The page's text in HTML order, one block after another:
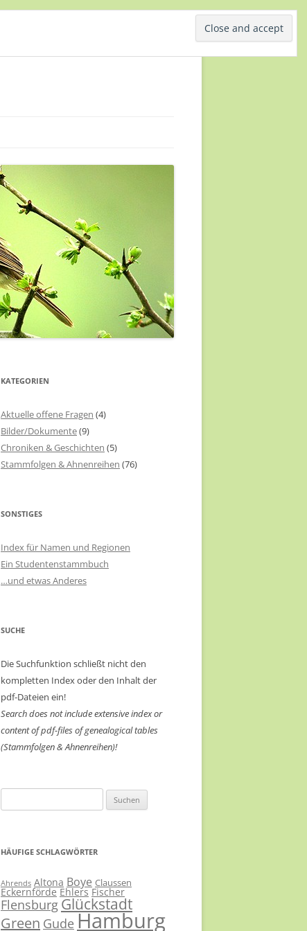
KATEGORIEN
Aktuelle offene Fragen (4)
Bilder/Dokumente(9)
Chroniken & Geschichten (5)
Stammfolgen & Ahnenreihen (76)
SONSTIGES
Index für Namen und Regionen
Ein Studentenstammbuch
…und etwas Anderes
SUCHE
Die Suchfunktion schließt nicht den
kompletten Index oder den Inhalt der
pdf-Dateien ein!
Search does not include extensive index or
content ofpdf-files of genealogical tables
(Stammfolgen & Ahnenreihen)!
nach:
HÄUFIGE SCHLAGWÖRTER
Ahrends Altona Boye Claussen
Eckernförde Ehlers Fischer
Flensburg Glückstadt
Green Gude Hamburg